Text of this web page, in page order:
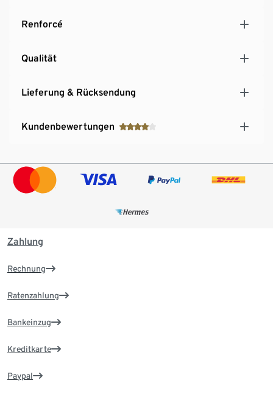
Renforcé
Qualität
Lieferung & Rücksendung
Kundenbewertungen
Zahlung
Rechnung
Ratenzahlung
Bankeinzug
Kreditkarte
Paypal